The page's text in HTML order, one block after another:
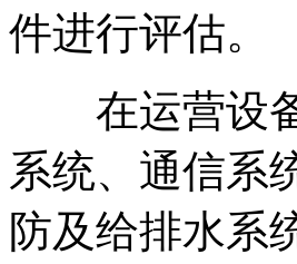
件进行评估。
在运营设备
系统、通信系
防及给排水系